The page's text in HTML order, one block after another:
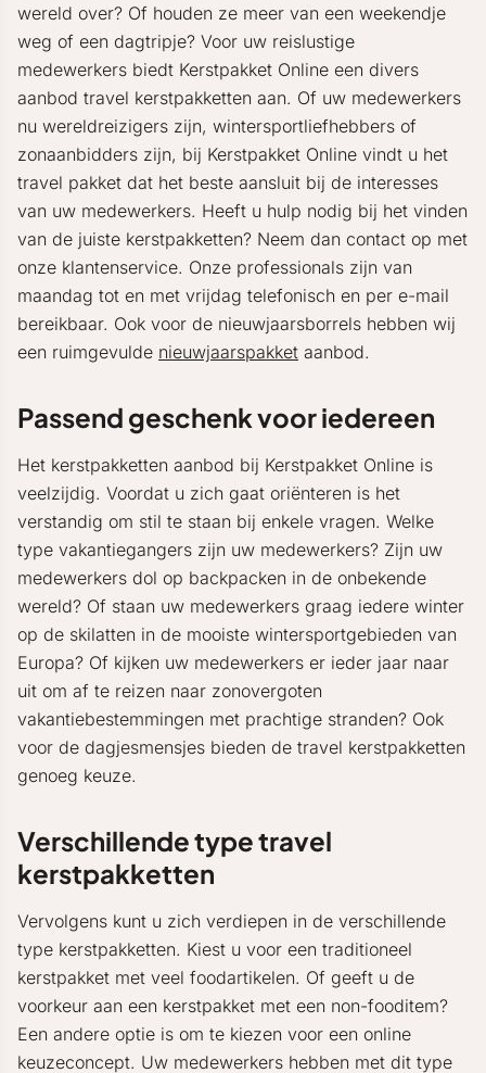
wereld over? Of houden ze meer van een weekendje
weg of een dagtripje? Voor uw reislustige
medewerkers biedt Kerstpakket Online een divers
aanbod travel kerstpakketten aan. Of uw medewerkers
nu wereldreizigers zijn, wintersportliefhebbers of
zonaanbidders zijn, bij Kerstpakket Online vindt u het
travel pakket dat het beste aansluit bij de interesses
van uw medewerkers. Heeft u hulp nodig bij het vinden
van de juiste kerstpakketten? Neem dan contact op met
onze klantenservice. Onze professionals zijn van
maandag tot en met vrijdag telefonisch en per e-mail
bereikbaar. Ook voor de nieuwjaarsborrels hebben wij
een ruimgevulde nieuwjaarspakket aanbod.
Passend geschenk voor iedereen
Het kerstpakketten aanbod bij Kerstpakket Online is
veelzijdig. Voordat u zich gaat oriënteren is het
verstandig om stil te staan bij enkele vragen. Welke
type vakantiegangers zijn uw medewerkers? Zijn uw
medewerkers dol op backpacken in de onbekende
wereld? Of staan uw medewerkers graag iedere winter
op de skilatten in de mooiste wintersportgebieden van
Europa? Of kijken uw medewerkers er ieder jaar naar
uit om af te reizen naar zonovergoten
vakantiebestemmingen met prachtige stranden? Ook
voor de dagjesmensjes bieden de travel kerstpakketten
genoeg keuze.
Verschillende type travel
kerstpakketten
Vervolgens kunt u zich verdiepen in de verschillende
type kerstpakketten. Kiest u voor een traditioneel
kerstpakket met veel foodartikelen. Of geeft u de
voorkeur aan een kerstpakket met een non-fooditem?
Een andere optie is om te kiezen voor een online
keuzeconcept. Uw medewerkers hebben met dit type